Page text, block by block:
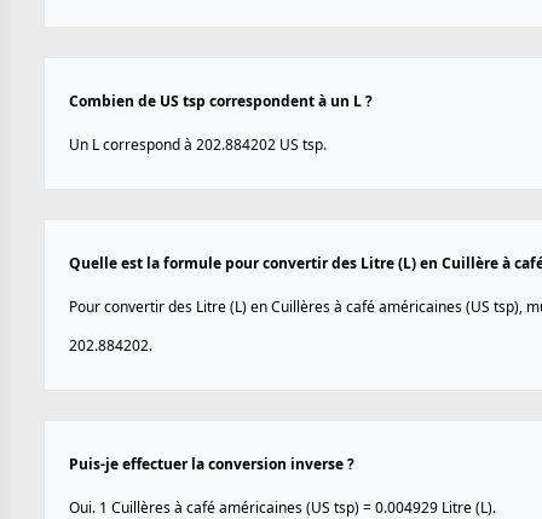
Combien de US tsp correspondent à un L ?
Un L correspond à 202.884202 US tsp.
Quelle est la formule pour convertir des Litre (L) en Cuillère à
Pour convertir des Litre (L) en Cuillères à café américaines (US tsp),
202.884202.
Puis-je effectuer la conversion inverse ?
Oui. 1 Cuillères à café américaines (US tsp) = 0.004929 Litre (L).